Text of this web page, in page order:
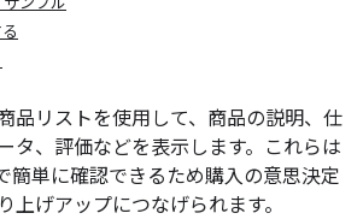
品リストを使用して、商品の説明、仕
タ、評価などを表示します。これらは
簡単に確認できるため購入の意思決定
上げアップにつなげられます。